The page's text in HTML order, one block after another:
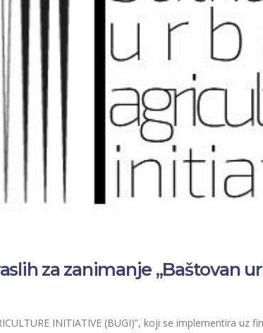
za zanimanje „Baštovan
INITIATIVE (BUGI)”, koji se implementira uz